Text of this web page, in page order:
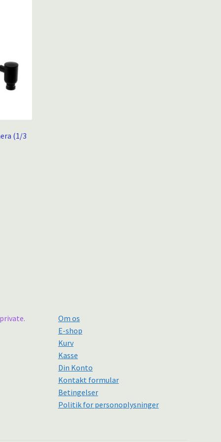
(1/3
Om os
E-shop
Kurv
Kasse
Din Konto
Kontakt formular
Betingelser
Politik for personoplysninger